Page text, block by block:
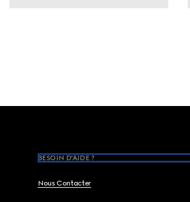
BESOIN D'AIDE ?
Nous Contacter